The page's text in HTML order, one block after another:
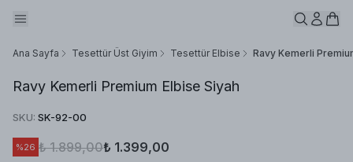
Ana Sayfa Tesettür Üst Giyim Tesettür Elbise Ravy Kemerli
Ravy Kemerli Premium Elbise Siyah
SKU: SK-92-00
%26 ₺ 1.899,00₺ 1.399,00